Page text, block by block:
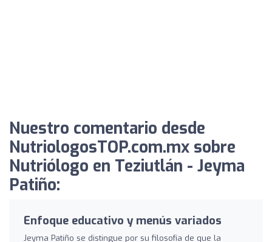
Nuestro comentario desde
NutriologosTOP.com.mx sobre
Nutriólogo en Teziutlán - Jeyma
Patiño:
Enfoque educativo y menús variados
Jeyma Patiño se distingue por su filosofía de que la